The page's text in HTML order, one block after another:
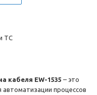
ТС
кабеля EW-1535 – это
процессов